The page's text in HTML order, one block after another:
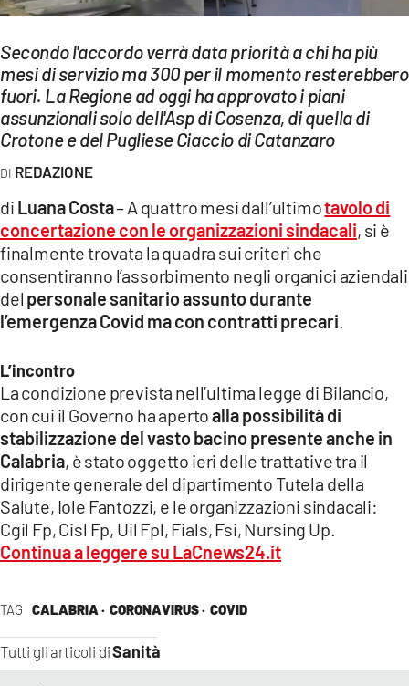
LAC NETWORK
LAC ONAIR
Network
LACPLAY.IT
LACTV.IT
LACONAIR.IT
LACITYMAG.IT
COSENZACHANNEL.IT
ILVIBONESE.IT
CATANZAROCHANNEL.IT
LACAPITALENEWS.IT
APPLE
Secondo l'accordo verrà data priorità a chi ha più
mesi di servizio ma 300 per il momento resterebbero
fuori. La Regione ad oggi ha approvato i piani
assunzionali solo dell'Asp di Cosenza, di quella di
Crotone e del Pugliese Ciaccio di Catanzaro
REDAZIONE
TAG CALABRIA · CORONAVIRUS · COVID
Tutti gli articoli diSanità
di Luana Costa– A quattro mesi dall’ultimotavolo di
concertazione con le organizzazioni sindacali, si è
finalmente trovata la quadra sui criteri che
consentiranno l’assorbimento negli organici aziendali
del personale sanitario assunto durante
l’emergenza Covid ma con contratti precari
L’incontro
La condizione prevista nell’ultima legge di Bilancio,
con cui il Governo ha apertoalla possibilità di
stabilizzazione del vasto bacino presente anche in
Calabria, è stato oggetto ieri delle trattative tra il
dirigente generale del dipartimento Tutela della
Salute, Iole Fantozzi, e le organizzazioni sindacali:
Cgil Fp, Cisl Fp, Uil Fpl, Fials, Fsi, Nursing Up.
Continua a leggere su LaCnews24.it